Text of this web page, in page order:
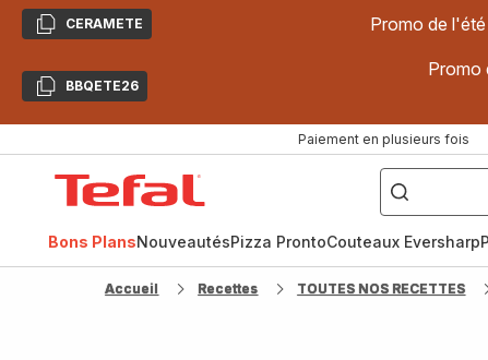
CopierCERAMETE Promo de
CopierBBQETE26
Promo
Paiement en plusieurs fois
["Poêles
inox,
Cake
Factory,
Bons PlansNouveautésPizza ProntoCouteaux Eversharp
Accueil Recettes TOUTES NOS RECETTES